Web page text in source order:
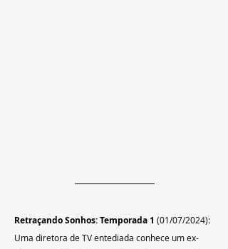
Retraçando Sonhos: Temporada 1 (01/07/2024):
Uma diretora de TV entediada conhece um ex-